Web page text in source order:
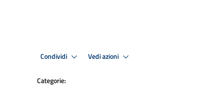
Condividi Vedi azioni
Categorie: